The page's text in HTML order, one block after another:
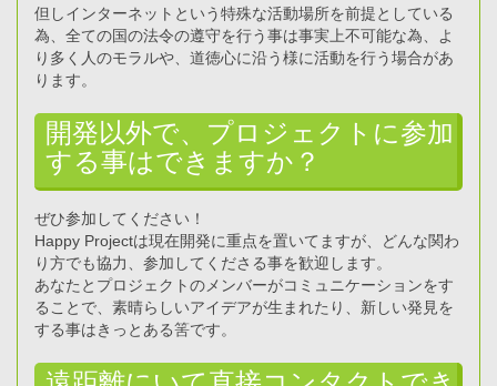
但しインターネットという特殊な活動場所を前提としている
為、全ての国の法令の遵守を行う事は事実上不可能な為、よ
り多く人のモラルや、道徳心に沿う様に活動を行う場合があ
ります。
開発以外で、プロジェクトに参加
する事はできますか？
ぜひ参加してください！
Happy Projectは現在開発に重点を置いてますが、どんな関わ
り方でも協力、参加してくださる事を歓迎します。
あなたとプロジェクトのメンバーがコミュニケーションをす
ることで、素晴らしいアイデアが生まれたり、新しい発見を
する事はきっとある筈です。